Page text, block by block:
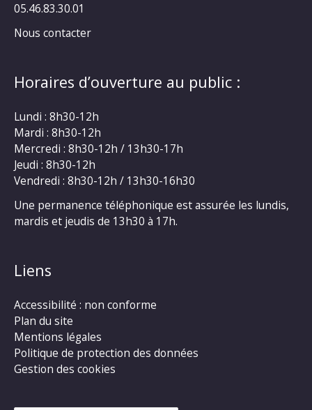
05.46.83.30.01
Nous contacter
Horaires d’ouverture au public :
Lundi : 8h30-12h
Mardi : 8h30-12h
Mercredi : 8h30-12h / 13h30-17h
Jeudi : 8h30-12h
Vendredi : 8h30-12h / 13h30-16h30
Une permanence téléphonique est assurée les lundis,
mardis et jeudis de 13h30 à 17h.
Liens
Accessibilité : non conforme
Plan du site
Mentions légales
Politique de protection des données
Gestion des cookies